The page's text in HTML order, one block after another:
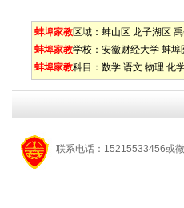
蚌埠家教区域： 蚌山区 龙子湖区
蚌埠家教学校： 安徽财经大学 蚌埠
蚌埠家教科目： 数学 语文 物理 化
联系电话：15215533456或